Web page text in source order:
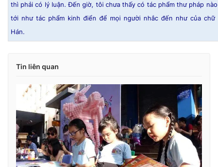
thì phải có lý luận. Đến giờ, tôi chưa thấy có tác phẩm thư pháp
tới như tác phẩm kinh điển để mọi người nhắc đến như của chữ
Hán.
Tin liên quan